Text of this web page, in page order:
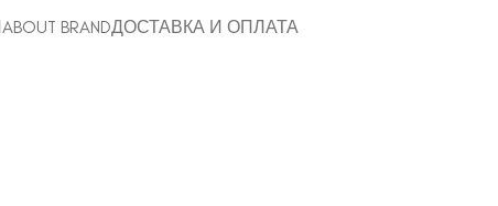
ABOUT BRANDДОСТАВКА И ОПЛАТА